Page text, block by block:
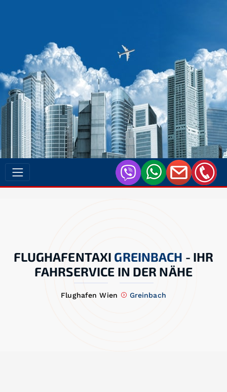
FLUGHAFENTAXI GREINBACH - IHR
FAHRSERVICE IN DER NÄHE
Flughafen Wien Greinbach